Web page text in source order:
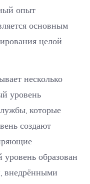
опыт
основным
целой
несколько
уровень
которые
создают
образован
внедрёнными